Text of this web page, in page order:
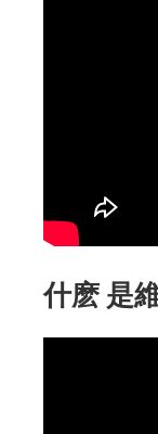
什麽 是